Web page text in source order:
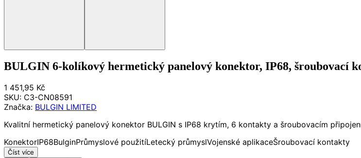
BULGIN 6-kolíkový hermetický panelový konektor, IP68, šroubovací
1 451,95 Kč
SKU: C3-CN08591
Značka: BULGIN LIMITED
Kvalitní hermetický panelový konektor BULGIN s IP68 krytím, 6 kontakty a šroubovacím
KonektorIP68BulginPrůmyslové použitíLetecký průmyslVojenské aplikaceŠroubovací kontakty
Číst více